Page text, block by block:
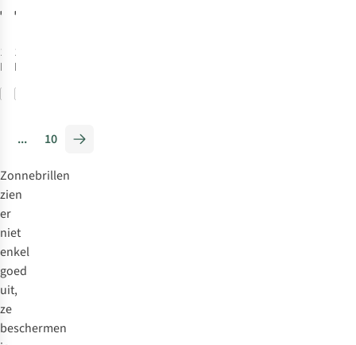
€34,95
1
kleur
beschikbaar
€114,95
1
beschikbaar
... 10
Zonnebrillen
zien
er
niet
enkel
goed
uit,
ze
beschermen